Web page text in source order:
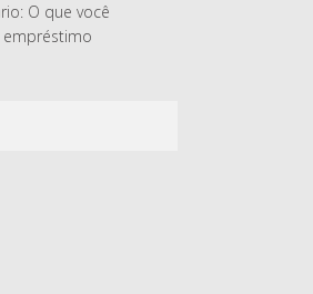
O que você